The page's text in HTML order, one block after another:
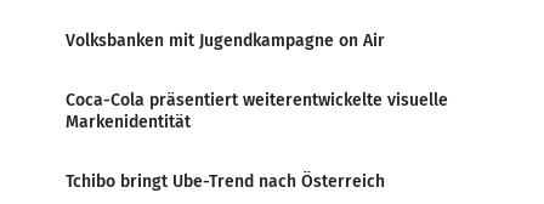
Volksbanken mit Jugendkampagne on Air
Coca-Cola präsentiert weiterentwickelte visuelle
Markenidentität
Tchibo bringt Ube-Trend nach Österreich